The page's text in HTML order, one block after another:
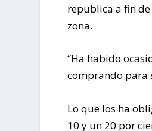
republica a fin
zona.
“Ha habido
comprando para
Lo que los ha
10 y un 20 por